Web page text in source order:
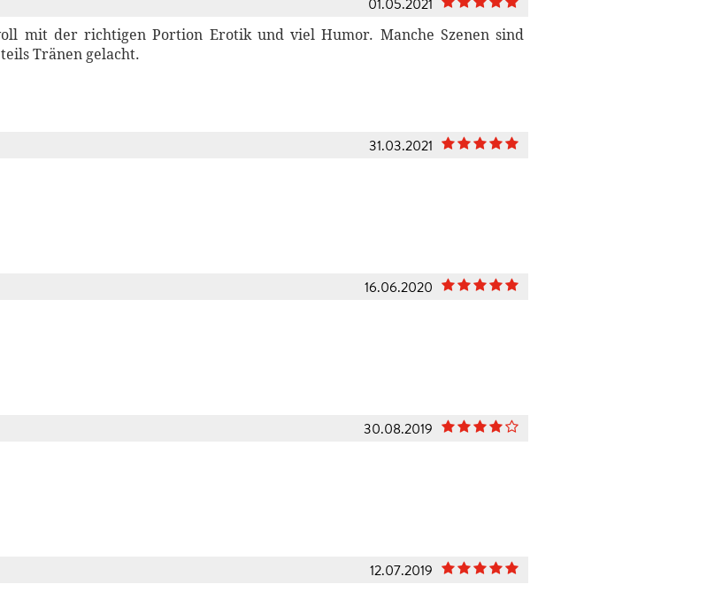
01.05.2021
mit der richtigen Portion Erotik und viel Humor. Manche Szenen sind
Tränen gelacht.
31.03.2021
16.06.2020
30.08.2019
12.07.2019